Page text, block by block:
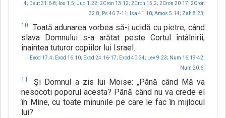
4; Deut 31.6-8; Ios 1.5; Jud 1.22; 2Cron 13.12; 2Cron 15.2; 2Cron 20.17; 2Cron
32.8; Ps 46.7-11; Isa 41.10; Amos 5.14; Zah 8.23;
10
Toată adunarea vorbea să-i ucidă cu pietre, când
slava Domnului s-a arătat peste Cortul întâlnirii,
înaintea tuturor copiilor lui Israel.
Exod 17.4; Exod 16.10; Exod 24.16-17; Exod 40.34; Lev 9.23; Num 16.19-42;
Num 20.6;
11
Şi Domnul a zis lui Moise: „Până când Mă va
nesocoti poporul acesta? Până când nu va crede el
în Mine, cu toate minunile pe care le fac în mijlocul
lui?